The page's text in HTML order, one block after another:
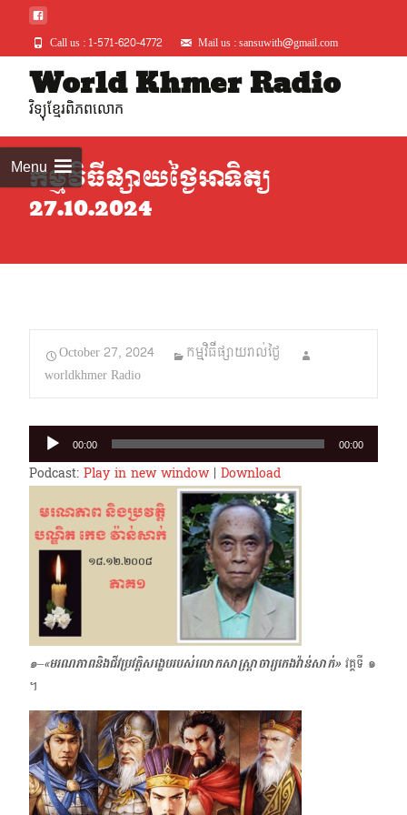
Call us : 1-571-620-4772 Mail us : sansuwith@gmail.com
World Khmer Radio
វិទ្យុខ្មែរពិភពលោក
Menuកម្មវិធីផ្សាយថ្ងៃអាទិត្យ
27.10.2024
October 27, 2024
កម្មវិធីផ្សាយរាល់ថ្ងៃ
worldkhmer Radio
Audio
Player
00:00 00:00
Podcast: Play in new window| Download
๑–«មរណភាពនិងជីវប្រវត្តិសង្ខេបរបស់លោកសាស្ត្រាចារ្យកេងវ៉ាន់សាក់»វគ្គទី ๑
។